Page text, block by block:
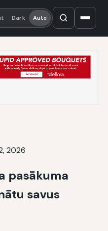
Dark Auto
2026
pasākuma
savus